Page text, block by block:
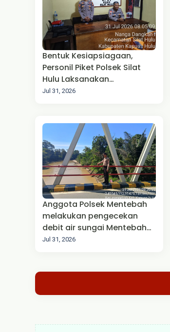
Bentuk Kesiapsiagaan,
Personil Piket Polsek Silat
Hulu Laksanakan
Pengamanan Mako
Jul 31, 2026
Anggota Polsek Mentebah
melakukan pengecekan
debit air sungai Mentebah
Kecamatan Mentebah
Jul 31, 2026